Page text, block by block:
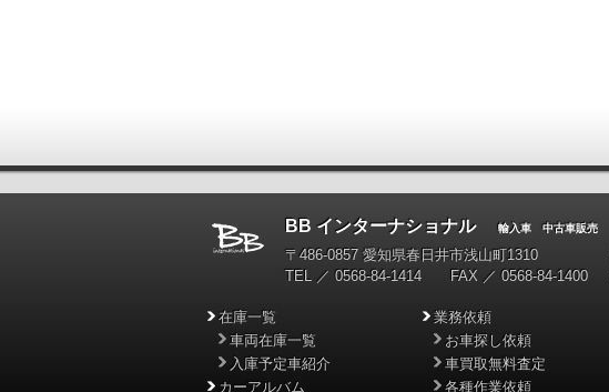
BB インターナショナル輸入車 中古車販売
〒486-0857 愛知県春日井市浅山町1310
TEL ／ 0568-84-1414 FAX ／ 0568-84-1400
在庫一覧
車両在庫一覧
入庫予定車紹介
カーアルバム
業務依頼
お車探し依頼
車買取無料査定
各種作業依頼